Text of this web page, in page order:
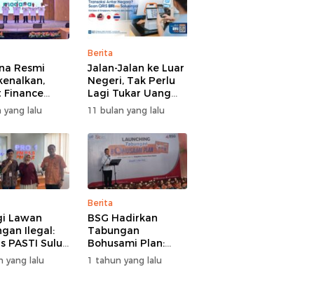
Resmi
Finance
Segmen
yang lalu
Berita
Jalan-Jalan ke Luar
Negeri, Tak Perlu
Lagi Tukar Uang
Asing – Cukup Scan
QRIS Pakai BRImo
11 bulan yang lalu
Lawan
Ilegal:
PASTI Sulut
Literasi
Kolektif
yang lalu
Berita
BSG Hadirkan
Tabungan
Bohusami Plan:
Nabung Gak Ribet,
Impian Masa Depan
1 tahun yang lalu